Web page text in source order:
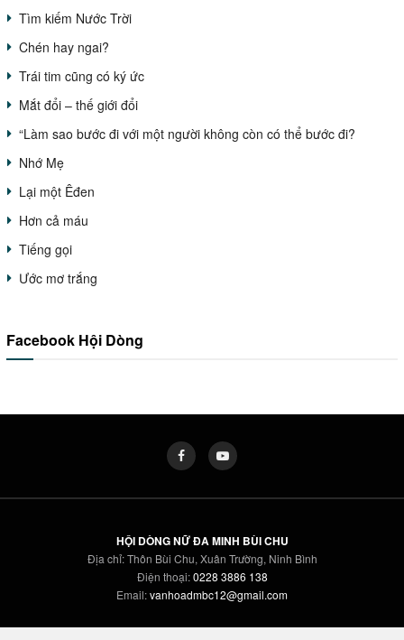
Tìm kiếm Nước Trời
Chén hay ngai?
Trái tim cũng có ký ức
Mắt đổi – thế giới đổi
“Làm sao bước đi với một người không còn có thể bước đi?
Nhớ Mẹ
Lại một Êđen
Hơn cả máu
Tiếng gọi
Ước mơ trắng
Facebook Hội Dòng
HỘI DÒNG NỮ ĐA MINH BÙI CHU
Địa chỉ: Thôn Bùi Chu, Xuân Trường, Ninh Bình
Điện thoại:0228 3886 138
Email:vanhoadmbc12@gmail.com